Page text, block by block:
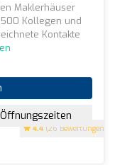
4.4 (26 Bewertungen)
Maklerhäuser
Kollegen und
Kontakte
Öffnungszeiten